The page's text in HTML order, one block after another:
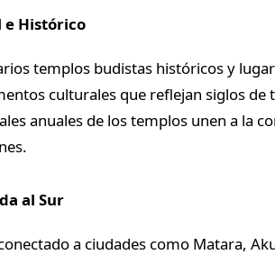
Histórico
templos budistas históricos y
culturales que reflejan siglos de
anuales de los templos unen a la
al Sur
a ciudades como Matara,